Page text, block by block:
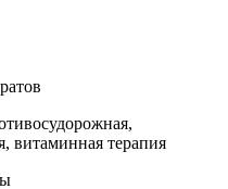
витаминная терапия